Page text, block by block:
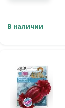
В наличии